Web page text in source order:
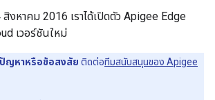
งหาคม 2016 เราได้เปิดตัว Apigee Edge
เวอร์ชันใหม่
ญหาหรือข้อสงสัย ติดต่อทีมสนับสนุนของ Apigee